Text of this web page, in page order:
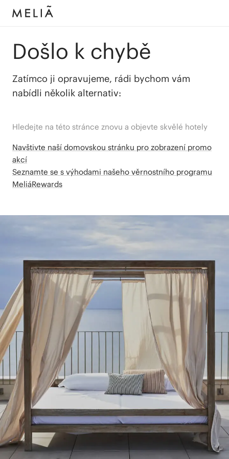
Došlo k chybě
Zatímco ji opravujeme, rádi bychom vám
nabídli několik alternativ:
Hledejte na této stránce znovu a objevte skvělé hotely
Navštivte naší domovskou stránku pro zobrazení promo
akcí
Seznamte se s výhodami našeho věrnostního programu
MeliáRewards